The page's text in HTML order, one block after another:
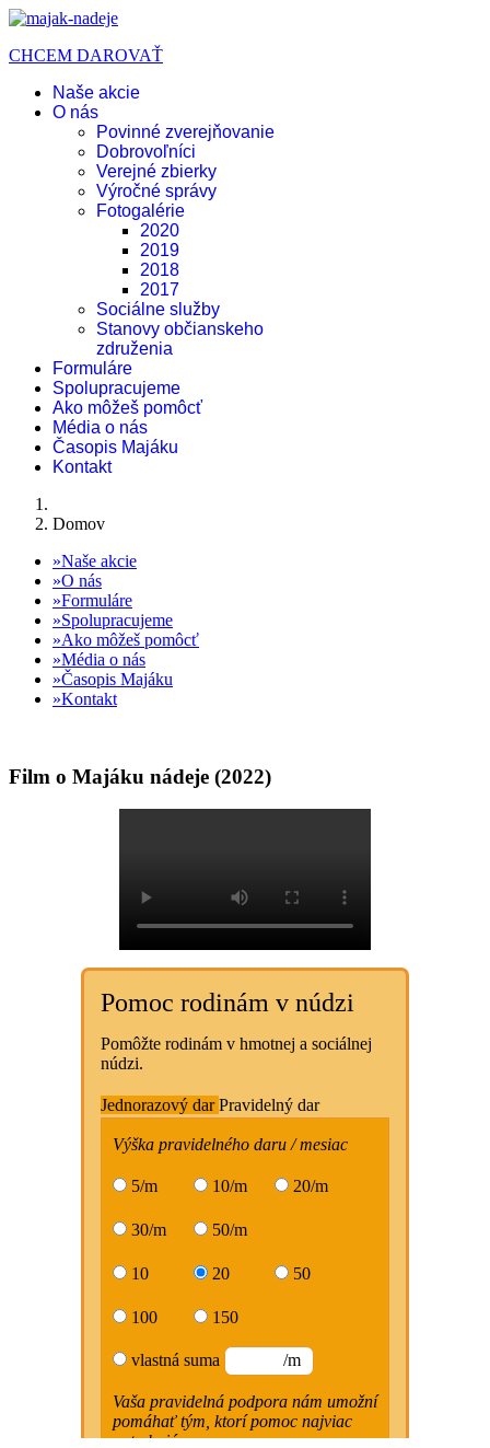
CHCEM DAROVAŤ
Naše akcie
O nás
Povinné zverejňovanie
Dobrovoľníci
Verejné zbierky
Výročné správy
Fotogalérie
2020
2019
2018
2017
Sociálne služby
Stanovy občianskeho
združenia
Formuláre
Spolupracujeme
Ako môžeš pomôcť
Média o nás
Časopis Majáku
Kontakt
Domov
Naše akcie
O nás
Formuláre
Spolupracujeme
Ako môžeš pomôcť
Média o nás
Časopis Majáku
Kontakt
Film o Majáku nádeje (2022)